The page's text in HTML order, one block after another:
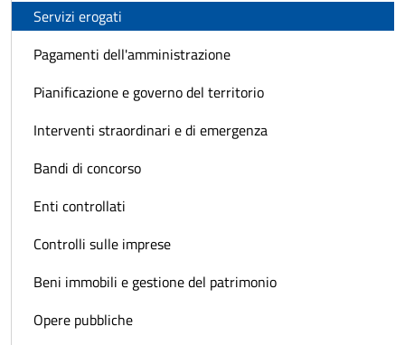
Servizi erogati
Pagamenti dell'amministrazione
Pianificazione e governo del territorio
Interventi straordinari e di emergenza
Bandi di concorso
Enti controllati
Controlli sulle imprese
Beni immobili e gestione del patrimonio
Opere pubbliche